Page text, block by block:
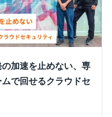
加速を止めない、専
で回せるクラウドセ